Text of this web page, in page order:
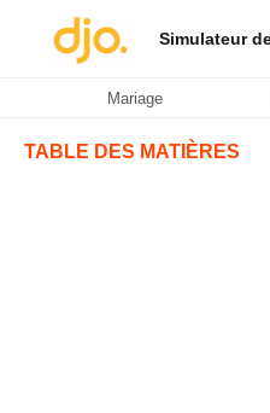
Simulateur
Mariage
TABLE DES MATIÈRES